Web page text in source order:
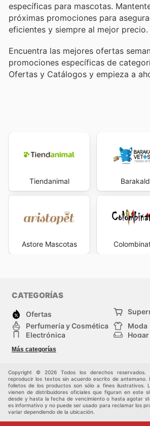
específicas para mascotas.
próximas promociones para
eficientes y siempre al mejor precio.
Encuentra las mejores ofertas
promociones específicas de
Ofertas y Catálogos y empieza a
Tiendanimal
Astore Mascotas
CATEGORÍAS
Ofertas
Perfumería y Cosmética
Moda
Electrónica
Hogar
Deporte
Juguetes y bebés
Más categorías
Copyright © 2026 Todos los derechos reservados.
reproducir los textos sin acuerdo escrito de antemano.
folletos de los productos son sólo a fines ilustrativos.
vienen de distribuidores oficiales que figuran en este
desde y hasta la fecha de vencimiento o hasta agotar
es informativo y no puede ser usado para reclamar los
variar dependiendo de la ubicación.